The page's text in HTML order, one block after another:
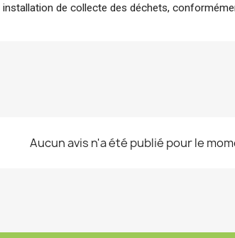
de collecte des déchets,
Aucun avis n'a été publié pour le